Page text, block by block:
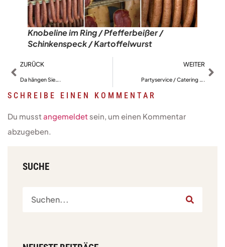
Knobeline im Ring / Pfefferbeißer /
Schinkenspeck / Kartoffelwurst
ZURÜCK
Da hängen Sie….
WEITER
Partyservice / Catering ….
SCHREIBE EINEN KOMMENTAR
Du musst angemeldet sein, um einen Kommentar
abzugeben.
SUCHE